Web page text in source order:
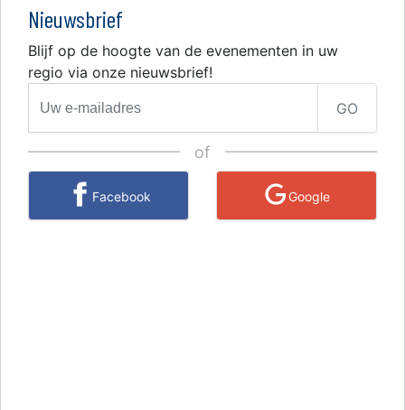
Nieuwsbrief
Blijf op de hoogte van de evenementen in uw
regio via onze nieuwsbrief!
GO
of
Facebook Google